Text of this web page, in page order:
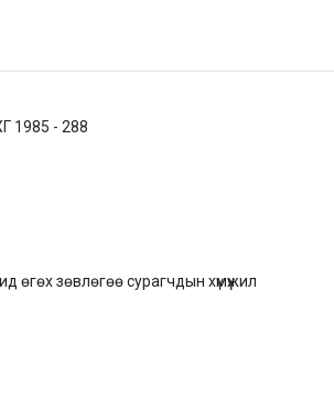
1985 - 288
өгөх зөвлөгөө сурагчдын хүмүүжил